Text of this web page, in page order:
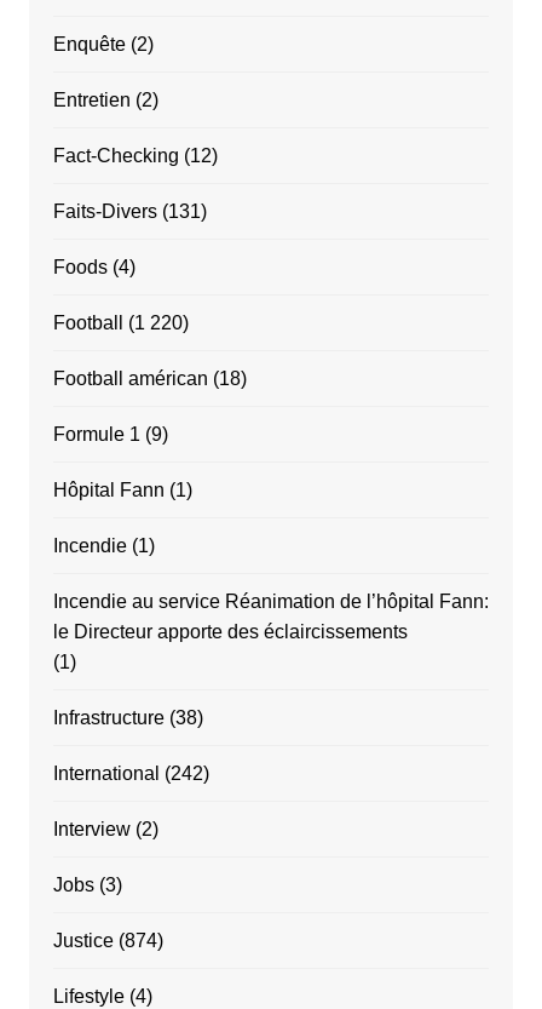
Enquête(2)
Entretien (2)
Fact-Checking (12)
Faits-Divers(131)
Foods(4)
Football (1 220)
Football américan (18)
Formule 1 (9)
Hôpital Fann (1)
Incendie(1)
Incendie au service Réanimation de l’hôpital Fann:
le Directeur apporte des éclaircissements
(1)
Infrastructure(38)
International (242)
Interview(2)
Jobs(3)
Justice(874)
Lifestyle(4)